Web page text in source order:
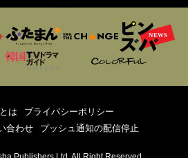
は
プライバシーポリシー
合わせ プッシュ通知の配信停止